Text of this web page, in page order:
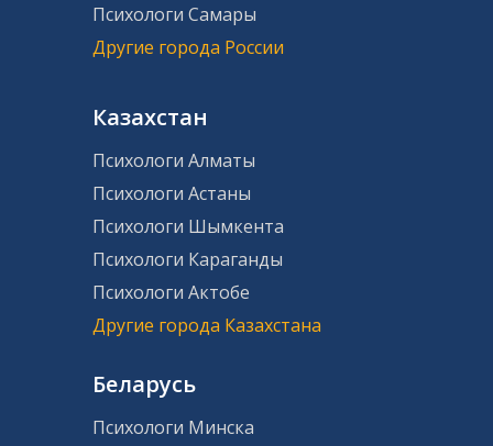
Психологи Самары
Другие города России
Казахстан
Психологи Алматы
Психологи Астаны
Психологи Шымкента
Психологи Караганды
Психологи Актобе
Другие города Казахстана
Беларусь
Психологи Минска